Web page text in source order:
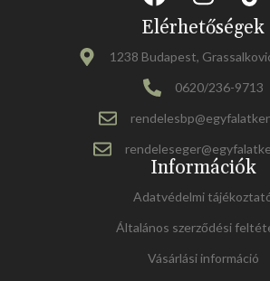
Elérhetőségek
1238 Budapest,
0620/236-9713
Információk
Adatvédelmi
Általános szerződési
Vásárlási információ